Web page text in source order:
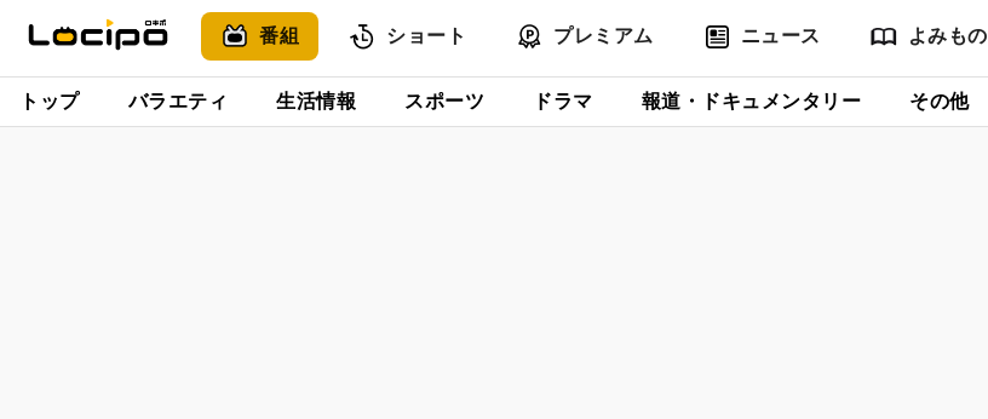
番組 ショート プレミアム ニュース よみもの
トップ バラエティ 生活情報 スポーツ ドラマ 報道・ドキュメンタリー その他